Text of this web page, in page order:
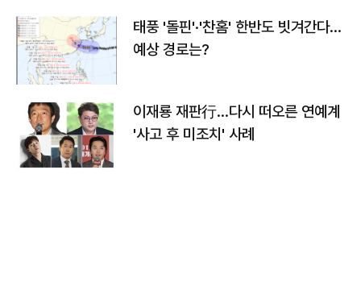
태풍 '돌핀'·'찬홈' 한반도 빗겨간다…
예상 경로는?
이재룡 재판行…다시 떠오른 연예계
'사고 후 미조치' 사례